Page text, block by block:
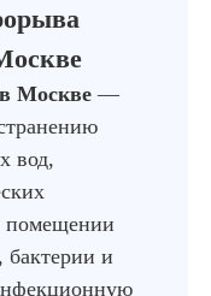
Москве —
вод,
помещении
бактерии и